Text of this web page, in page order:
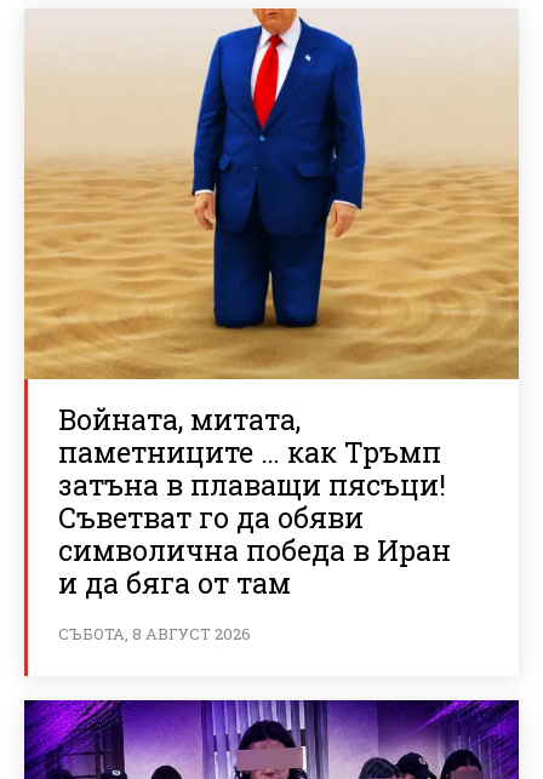
Войната, митата,
паметниците … как Тръмп
затъна в плаващи пясъци!
Съветват го да обяви
символична победа в Иран
и да бяга от там
СЪБОТА, 8 АВГУСТ 2026